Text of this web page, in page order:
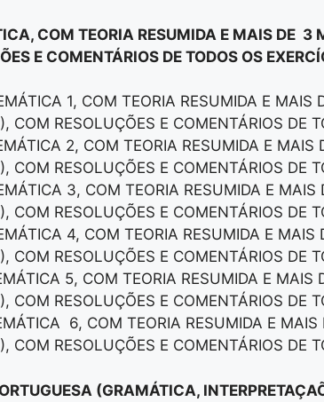
COM TEORIA RESUMIDA E MAIS DE 3
E COMENTÁRIOS DE TODOS OS
1, COM TEORIA RESUMIDA E MAIS
COM RESOLUÇÕES E COMENTÁRIOS DE
2, COM TEORIA RESUMIDA E MAIS
COM RESOLUÇÕES E COMENTÁRIOS DE
3, COM TEORIA RESUMIDA E
COM RESOLUÇÕES E COMENTÁRIOS DE
4, COM TEORIA RESUMIDA E MAIS
COM RESOLUÇÕES E COMENTÁRIOS DE
5, COM TEORIA RESUMIDA E MAIS
COM RESOLUÇÕES E COMENTÁRIOS DE
6, COM TEORIA RESUMIDA E
COM RESOLUÇÕES E COMENTÁRIOS DE
(GRAMÁTICA,